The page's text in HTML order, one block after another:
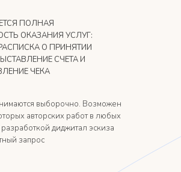
ПОЛНАЯ
ОКАЗАНИЯ УСЛУГ:
О ПРИНЯТИИ
СЧЕТА И
ЧЕКА
выборочно. Возможен
авторских работ в любых
диджитал эскиза
запрос